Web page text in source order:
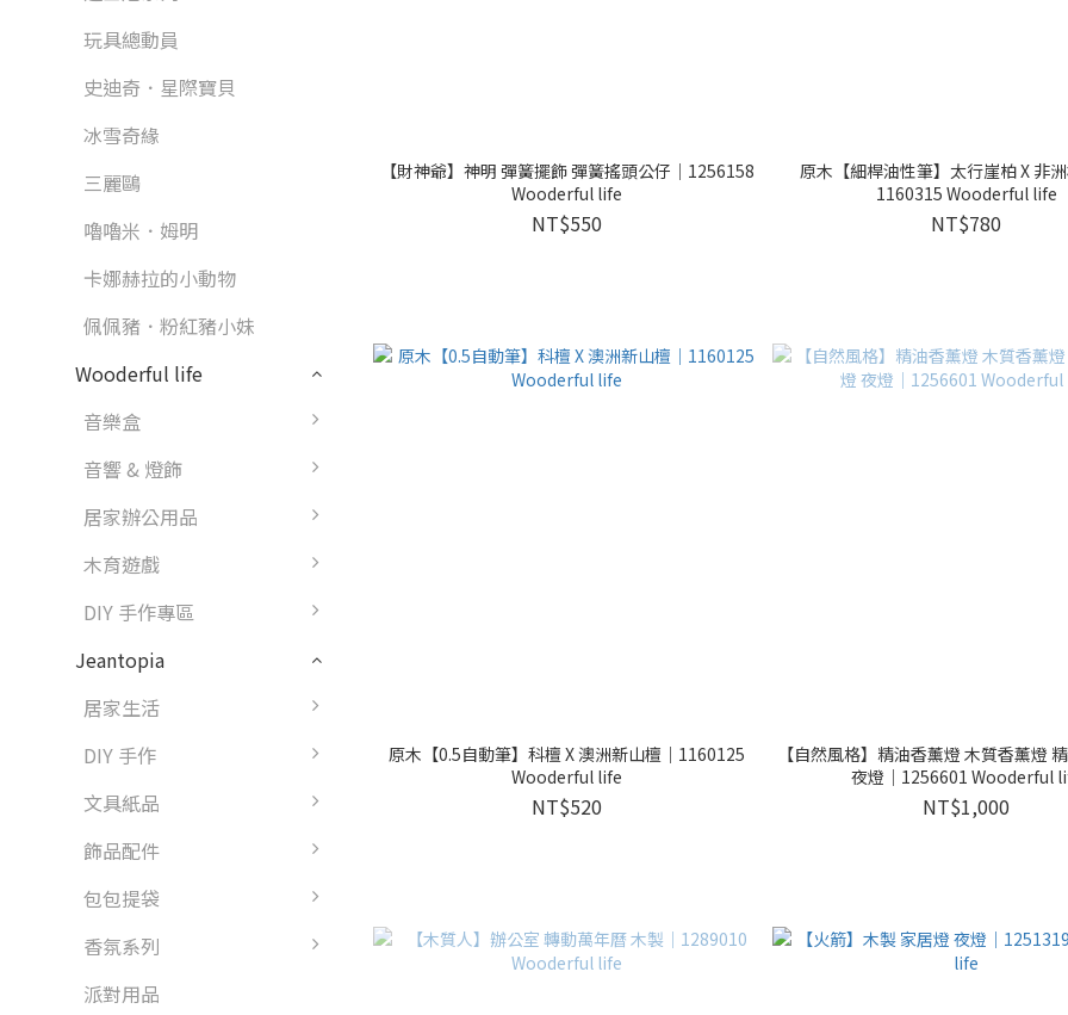
玩具總動員
史迪奇．星際寶貝
冰雪奇緣
三麗鷗
嚕嚕米．姆明
卡娜赫拉的小動物
佩佩豬．粉紅豬小妹
Wooderful life
音樂盒
音響 & 燈飾
居家辦公用品
木育遊戲
DIY 手作專區
Jeantopia
居家生活
DIY 手作
文具紙品
飾品配件
包包提袋
香氛系列
派對用品
【財神爺】神明 彈簧擺飾 彈簧搖頭公仔｜1256158
Wooderful life
NT$550
原木【細桿油性筆】太行崖柏 X 非
1160315 Wooderful life
NT$780
原木【0.5自動筆】科檀 X 澳洲新山檀｜1160125
Wooderful life
NT$520
【自然風格】精油香薰燈 木質香薰燈
夜燈｜1256601 Wooderful
NT$1,000